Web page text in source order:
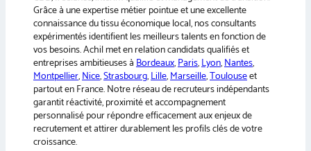
Grâce à une expertise métier pointue et une excellente
connaissance du tissu économique local, nos consultants
expérimentés identifient les meilleurs talents en fonction de
vos besoins. Achil met en relation candidats qualifiés et
entreprises ambitieuses àBordeaux,Paris,Lyon,Nantes,
Montpellier,Nice,Strasbourg,Lille,Marseille,Toulouseet
partout en France. Notre réseau de recruteurs indépendants
garantit réactivité, proximité et accompagnement
personnalisé pour répondre efficacement aux enjeux de
recrutement et attirer durablement les profils clés de votre
croissance.